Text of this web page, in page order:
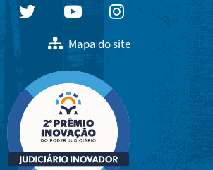
FacebookTwitterYoutubeInstagram
Mapa do site